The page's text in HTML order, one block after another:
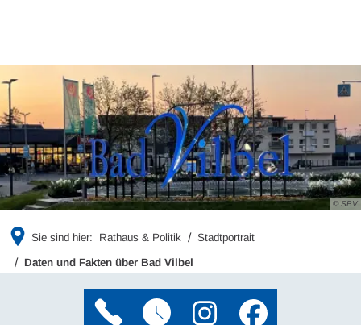
© SBV
Sie sind hier: Rathaus & Politik Stadtportrait
Daten und Fakten über Bad Vilbel